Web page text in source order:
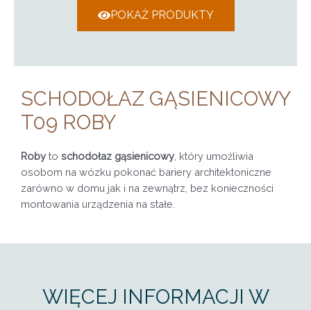
POKAŻ PRODUKTY
SCHODOŁAZ GĄSIENICOWY
T09 ROBY
Robyto schodołaz gąsienicowy, który umożliwia
osobom na wózku pokonać bariery architektoniczne
zarówno w domu jak i na zewnątrz, bez konieczności
montowania urządzenia na stałe.
WIĘCEJ INFORMACJI W